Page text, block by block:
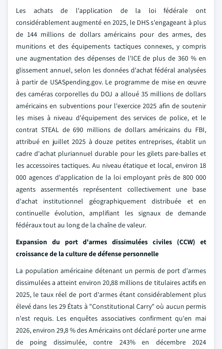
Les achats de l'application de la loi fédérale ont
considérablement augmenté en 2025, le DHS s'engageant à plus
de 144 millions de dollars américains pour des armes, des
munitions et des équipements tactiques connexes, y compris
une augmentation des dépenses de l'ICE de plus de 360 % en
glissement annuel, selon les données d'achat fédéral analysées
à partir de USASpending.gov. Le programme de mise en œuvre
des caméras corporelles du DOJ a alloué 35 millions de dollars
américains en subventions pour l'exercice 2025 afin de soutenir
les mises à niveau d'équipement des services de police, et le
contrat STEAL de 690 millions de dollars américains du FBI,
attribué en juillet 2025 à douze petites entreprises, établit un
cadre d'achat pluriannuel durable pour les gilets pare-balles et
les accessoires tactiques. Au niveau étatique et local, environ 18
000 agences d'application de la loi employant près de 800 000
agents assermentés représentent collectivement une base
d'achat institutionnel géographiquement distribuée et en
continuelle évolution, amplifiant les signaux de demande
fédéraux tout au long de la chaîne de valeur.
Expansion du port d'armes dissimulées civiles (CCW) et
croissance de la culture de défense personnelle
La population américaine détenant un permis de port d'armes
dissimulées a atteint environ 20,88 millions de titulaires actifs en
2025, le taux réel de port d'armes étant considérablement plus
élevé dans les 29 États à "Constitutional Carry" où aucun permis
n'est requis. Les enquêtes associatives confirment qu'en mai
2026, environ 29,8 % des Américains ont déclaré porter une arme
de poing dissimulée, contre 243% en décembre 2024